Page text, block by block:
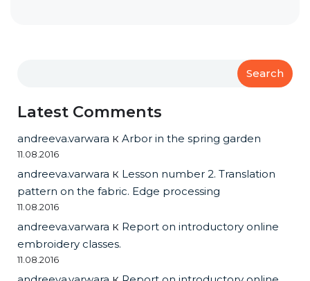
Search
Latest Comments
andreeva.varwara к Arbor in the spring garden
11.08.2016
andreeva.varwara к Lesson number 2. Translation
pattern on the fabric. Edge processing
11.08.2016
andreeva.varwara к Report on introductory online
embroidery classes.
11.08.2016